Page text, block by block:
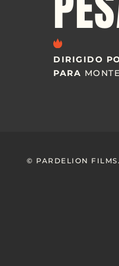
DIRIGIDO
PARA
© PARDELION